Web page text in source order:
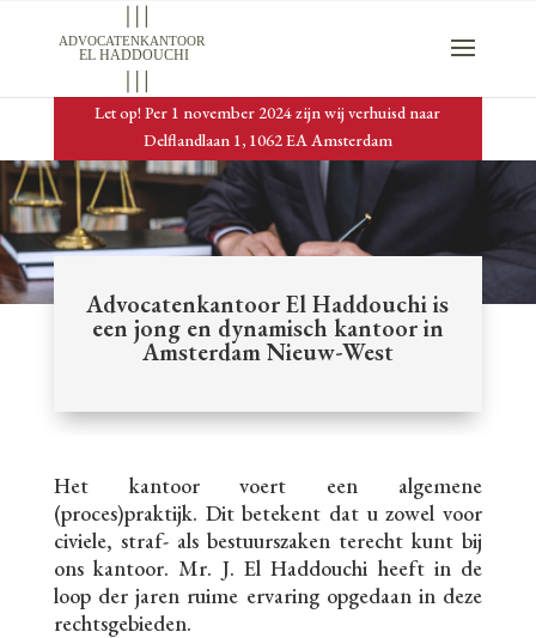
Let op! Per 1 november 2024 zijn wij verhuisd naar
Delflandlaan 1, 1062 EA Amsterdam
Advocatenkantoor El Haddouchi is
een jong en dynamisch kantoor in
Amsterdam Nieuw-West
Het kantoor voert een algemene
(proces)praktijk. Dit betekent dat u zowel voor
civiele, straf- als bestuurszaken terecht kunt bij
ons kantoor. Mr. J. El Haddouchi heeft in de
loop der jaren ruime ervaring opgedaan in deze
rechtsgebieden.